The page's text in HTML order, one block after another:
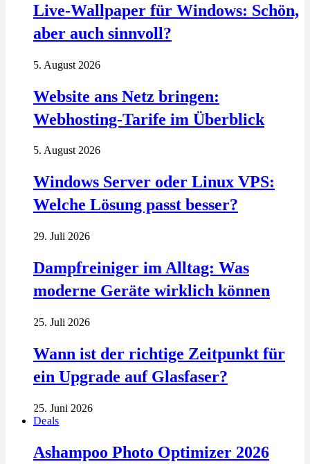
Live-Wallpaper für Windows: Schön,
aber auch sinnvoll?
5. August 2026
Website ans Netz bringen:
Webhosting-Tarife im Überblick
5. August 2026
Windows Server oder Linux VPS:
Welche Lösung passt besser?
29. Juli 2026
Dampfreiniger im Alltag: Was
moderne Geräte wirklich können
25. Juli 2026
Wann ist der richtige Zeitpunkt für
ein Upgrade auf Glasfaser?
25. Juni 2026
Deals
Ashampoo Photo Optimizer 2026